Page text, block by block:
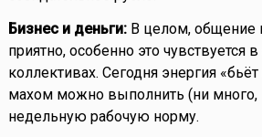
Бизнес и деньги:В целом, общение
приятно, особенно это чувствуется
коллективах. Сегодня энергия
махом можно выполнить (ни много,
недельную рабочую норму.